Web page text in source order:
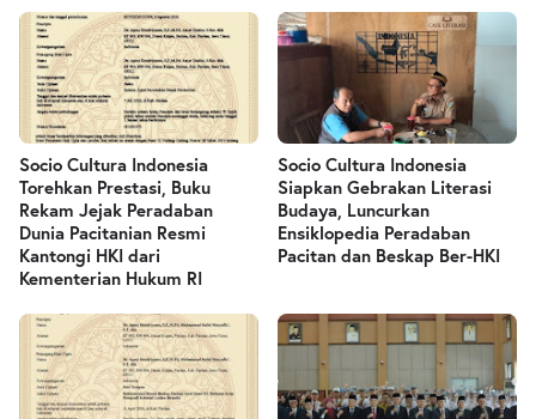
Socio Cultura Indonesia
Torehkan Prestasi, Buku
Rekam Jejak Peradaban
Dunia Pacitanian Resmi
Kantongi HKI dari
Kementerian Hukum RI
Socio Cultura Indonesia
Siapkan Gebrakan Literasi
Budaya, Luncurkan
Ensiklopedia Peradaban
Pacitan dan Beskap Ber-HKI